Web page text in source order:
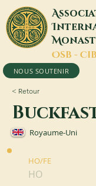
A
I
M
OSB - C
NOUS SOUTENIR
< Retour
Royaume-Uni
HO/FE
HO